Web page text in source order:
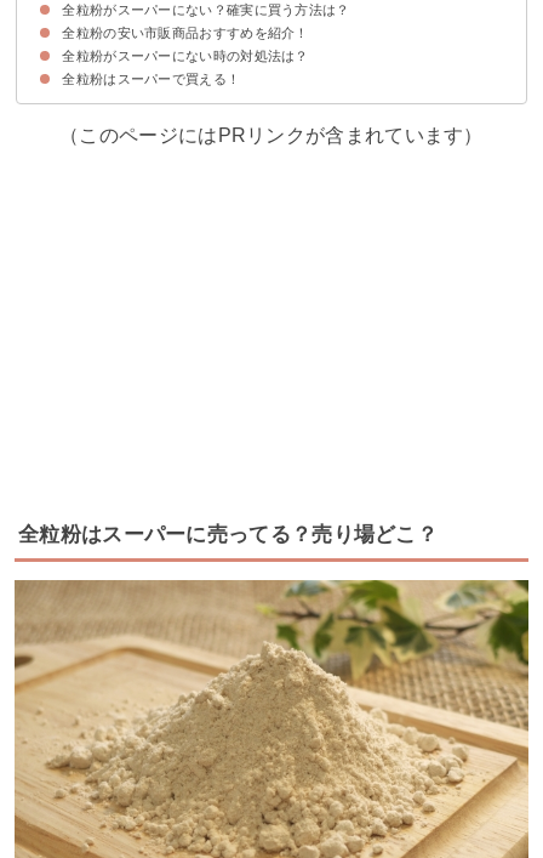
全粒粉の販売店・取扱店の一覧
全粒粉の売り場・コーナー
全粒粉のスーパーでの値段・価格
全粒粉がスーパーにない？確実に買う方法は？
よく行く店舗に電話して確認するのが確実
全粒粉はカルディなどでも売られている場合がある
全粒粉を通販で買うのも1つの手
全粒粉の安い市販商品おすすめを紹介！
①北米産 有機全粒粉（強力粉）（456円）
②木下製粉 ブラウワー全粒粉 （250g × 3袋 ）（702円）
③日清 全粒粉パン用 チャック付 500g×2個（1219円）
全粒粉がスーパーにない時の対処法は？
①他の小麦粉で代用する
②全粒粉が使われた既製品を購入する
全粒粉はスーパーで買える！
（このページにはPRリンクが含まれています）
全粒粉はスーパーに売ってる？売り場どこ？